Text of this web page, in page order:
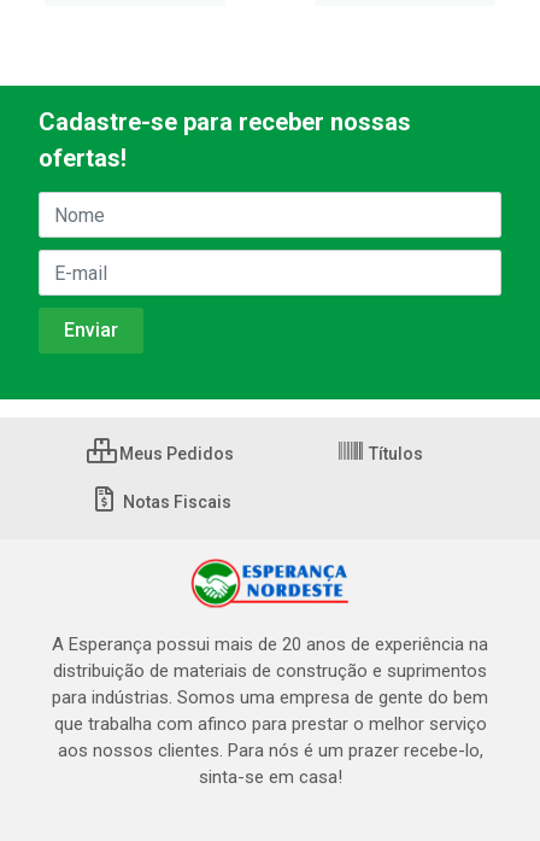
Cadastre-se para receber nossas
ofertas!
Meus Pedidos Títulos
Notas Fiscais
A Esperança possui mais de 20 anos de experiência na
distribuição de materiais de construção e suprimentos
para indústrias. Somos uma empresa de gente do bem
que trabalha com afinco para prestar o melhor serviço
aos nossos clientes. Para nós é um prazer recebe-lo,
sinta-se em casa!